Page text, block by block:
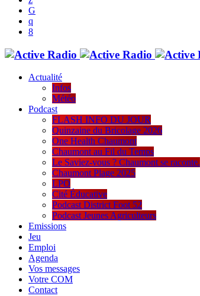
Actualité
Infos
Météo
Podcast
FLASH INFO DU JOUR
Quinzaine du Bricolage 2026
One Health Chaumont
Chaumont au Fil du Temps
Le Saviez-vous ? Chaumont se raconte.
Chaumont Plage 2025
LPO
Cité Éducative
Podcast District Foot 52
Podcast Jeunes Agriculteurs
Emissions
Jeu
Emploi
Agenda
Vos messages
Votre COM
Contact